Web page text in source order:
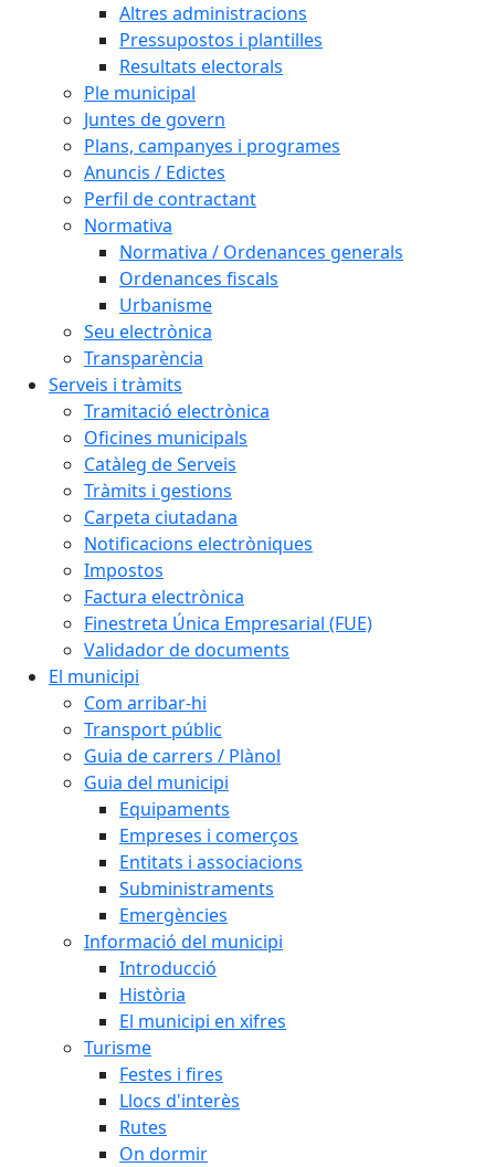
Altres administracions
Pressupostos i plantilles
Resultats electorals
Ple municipal
Juntes de govern
Plans, campanyes i programes
Anuncis / Edictes
Perfil de contractant
Normativa
Normativa / Ordenances generals
Ordenances fiscals
Urbanisme
Seu electrònica
Transparència
Serveis i tràmits
Tramitació electrònica
Oficines municipals
Catàleg de Serveis
Tràmits i gestions
Carpeta ciutadana
Notificacions electròniques
Impostos
Factura electrònica
Finestreta Única Empresarial (FUE)
Validador de documents
El municipi
Com arribar-hi
Transport públic
Guia de carrers / Plànol
Guia del municipi
Equipaments
Empreses i comerços
Entitats i associacions
Subministraments
Emergències
Informació del municipi
Introducció
Història
El municipi en xifres
Turisme
Festes i fires
Llocs d'interès
Rutes
On dormir